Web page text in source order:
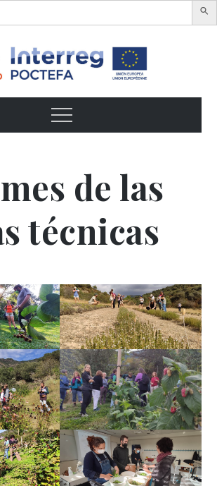
frutos
Menu
de las
técnicas